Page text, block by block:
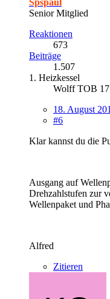
Senior Mitglied
Reaktionen
673
Beiträge
1.507
1. Heizkessel
Wolff TOB 17
18. August
#6
Klar kannst du die
Ausgang auf
Drehzahlstufen zur
Wellenpaket und
Alfred
Zitieren